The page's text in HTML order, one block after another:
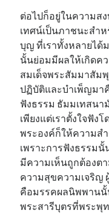
ต่อไปก็อยู่ในความส
เทศน์เป็นภาชนะสำ
บุญ ที่เราทั้งหลายได้
นั้นย่อมมีผลให้เกิดค
สมเด็จพระสัมมาสัม
ปฏิบัติและบำเพ็ญมา
ฟังธรรม ธัมมเทสนา
เพียงแต่เราตั้งใจฟัง
พระองค์ก็ให้ความส
เพราะการฟังธรรมนั้
มีความเห็นถูกต้องต
ความสุขความเจริญ
คือมรรคผลนิพพานนั้
พระสารีบุตรที่พระพุท